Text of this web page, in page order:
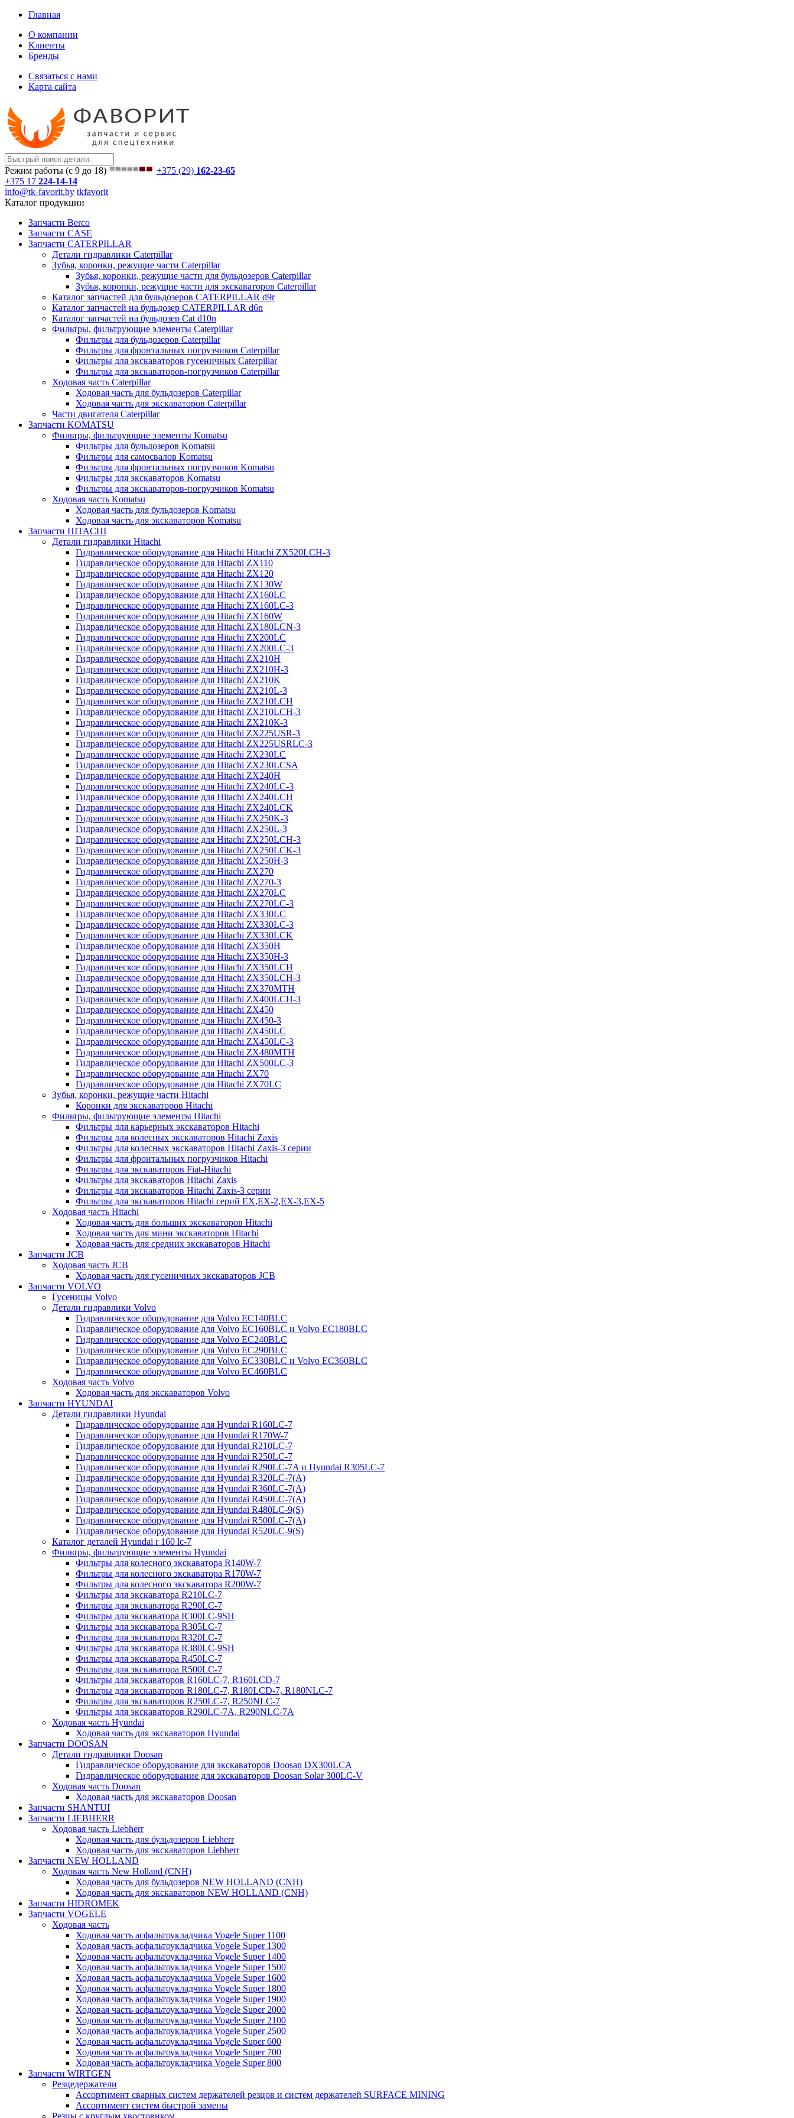
Главная
О компании
Клиенты
Бренды
Связаться с нами
Карта сайта
Режим работы (с 9 до 18) +375 (29) 162-23-65
+375 17 224-14-14
info@tk-favorit.by tkfavorit
Каталог продукции
Запчасти Berco
Запчасти CASE
Запчасти CATERPILLAR
Детали гидравлики Caterpillar
Зубья, коронки, режущие части Caterpillar
Зубья, коронки, режущие части для бульдозеров Caterpillar
Зубья, коронки, режущие части для экскаваторов Caterpillar
Каталог запчастей для бульдозеров CATERPILLAR d9r
Каталог запчастей на бульдозер CATERPILLAR d6n
Каталог запчастей на бульдозер Сat d10n
Фильтры, фильтрующие элементы Caterpillar
Фильтры для бульдозеров Caterpillar
Фильтры для фронтальных погрузчиков Caterpillar
Фильтры для экскаваторов гусеничных Caterpillar
Фильтры для экскаваторов-погрузчиков Caterpillar
Ходовая часть Caterpillar
Ходовая часть для бульдозеров Caterpillar
Ходовая часть для экскаваторов Caterpillar
Части двигателя Caterpillar
Запчасти KOMATSU
Фильтры, фильтрующие элементы Komatsu
Фильтры для бульдозеров Komatsu
Фильтры для самосвалов Komatsu
Фильтры для фронтальных погрузчиков Komatsu
Фильтры для экскаваторов Komatsu
Фильтры для экскаваторов-погрузчиков Komatsu
Ходовая часть Komatsu
Ходовая часть для бульдозеров Komatsu
Ходовая часть для экскаваторов Komatsu
Запчасти HITACHI
Детали гидравлики Hitachi
Гидравлическое оборудование для Hitachi Hitachi ZX520LCH-3
Гидравлическое оборудование для Hitachi ZX110
Гидравлическое оборудование для Hitachi ZX120
Гидравлическое оборудование для Hitachi ZX130W
Гидравлическое оборудование для Hitachi ZX160LC
Гидравлическое оборудование для Hitachi ZX160LC-3
Гидравлическое оборудование для Hitachi ZX160W
Гидравлическое оборудование для Hitachi ZX180LCN-3
Гидравлическое оборудование для Hitachi ZX200LC
Гидравлическое оборудование для Hitachi ZX200LC-3
Гидравлическое оборудование для Hitachi ZX210H
Гидравлическое оборудование для Hitachi ZX210H-3
Гидравлическое оборудование для Hitachi ZX210K
Гидравлическое оборудование для Hitachi ZX210L-3
Гидравлическое оборудование для Hitachi ZX210LCH
Гидравлическое оборудование для Hitachi ZX210LCH-3
Гидравлическое оборудование для Hitachi ZX210К-3
Гидравлическое оборудование для Hitachi ZX225USR-3
Гидравлическое оборудование для Hitachi ZX225USRLC-3
Гидравлическое оборудование для Hitachi ZX230LC
Гидравлическое оборудование для Hitachi ZX230LCSA
Гидравлическое оборудование для Hitachi ZX240H
Гидравлическое оборудование для Hitachi ZX240LC-3
Гидравлическое оборудование для Hitachi ZX240LCH
Гидравлическое оборудование для Hitachi ZX240LCK
Гидравлическое оборудование для Hitachi ZX250K-3
Гидравлическое оборудование для Hitachi ZX250L-3
Гидравлическое оборудование для Hitachi ZX250LCH-3
Гидравлическое оборудование для Hitachi ZX250LCK-3
Гидравлическое оборудование для Hitachi ZX250Н-3
Гидравлическое оборудование для Hitachi ZX270
Гидравлическое оборудование для Hitachi ZX270-3
Гидравлическое оборудование для Hitachi ZX270LC
Гидравлическое оборудование для Hitachi ZX270LC-3
Гидравлическое оборудование для Hitachi ZX330LC
Гидравлическое оборудование для Hitachi ZX330LC-3
Гидравлическое оборудование для Hitachi ZX330LCK
Гидравлическое оборудование для Hitachi ZX350H
Гидравлическое оборудование для Hitachi ZX350H-3
Гидравлическое оборудование для Hitachi ZX350LCH
Гидравлическое оборудование для Hitachi ZX350LCH-3
Гидравлическое оборудование для Hitachi ZX370MTH
Гидравлическое оборудование для Hitachi ZX400LCH-3
Гидравлическое оборудование для Hitachi ZX450
Гидравлическое оборудование для Hitachi ZX450-3
Гидравлическое оборудование для Hitachi ZX450LC
Гидравлическое оборудование для Hitachi ZX450LC-3
Гидравлическое оборудование для Hitachi ZX480MTH
Гидравлическое оборудование для Hitachi ZX500LC-3
Гидравлическое оборудование для Hitachi ZX70
Гидравлическое оборудование для Hitachi ZX70LC
Зубья, коронки, режущие части Hitachi
Коронки для экскаваторов Hitachi
Фильтры, фильтрующие элементы Hitachi
Фильтры для карьерных экскаваторов Hitachi
Фильтры для колесных экскаваторов Hitachi Zaxis
Фильтры для колесных экскаваторов Hitachi Zaxis-3 серии
Фильтры для фронтальных погрузчиков Hitachi
Фильтры для экскаваторов Fiat-Hitachi
Фильтры для экскаваторов Hitachi Zaxis
Фильтры для экскаваторов Hitachi Zaxis-3 серии
Фильтры для экскаваторов Hitachi серий EX,EX-2,EX-3,EX-5
Ходовая часть Hitachi
Ходовая часть для больших экскаваторов Hitachi
Ходовая часть для мини экскаваторов Hitachi
Ходовая часть для средних экскаваторов Hitachi
Запчасти JCB
Ходовая часть JCB
Ходовая часть для гусеничных экскаваторов JCB
Запчасти VOLVO
Гусеницы Volvo
Детали гидравлики Volvo
Гидравлическое оборудование для Volvo EC140BLC
Гидравлическое оборудование для Volvo EC160BLC и Volvo EC180BLC
Гидравлическое оборудование для Volvo EC240BLC
Гидравлическое оборудование для Volvo EC290BLC
Гидравлическое оборудование для Volvo EC330BLC и Volvo EC360BLC
Гидравлическое оборудование для Volvo EC460BLC
Ходовая часть Volvo
Ходовая часть для экскаваторов Volvo
Запчасти HYUNDAI
Детали гидравлики Hyundai
Гидравлическое оборудование для Hyundai R160LC-7
Гидравлическое оборудование для Hyundai R170W-7
Гидравлическое оборудование для Hyundai R210LC-7
Гидравлическое оборудование для Hyundai R250LC-7
Гидравлическое оборудование для Hyundai R290LC-7A и Hyundai R305LC-7
Гидравлическое оборудование для Hyundai R320LC-7(A)
Гидравлическое оборудование для Hyundai R360LC-7(A)
Гидравлическое оборудование для Hyundai R450LC-7(A)
Гидравлическое оборудование для Hyundai R480LC-9(S)
Гидравлическое оборудование для Hyundai R500LC-7(A)
Гидравлическое оборудование для Hyundai R520LC-9(S)
Каталог деталей Hyundai r 160 lc-7
Фильтры, фильтрующие элементы Hyundai
Фильтры для колесного экскаватора R140W-7
Фильтры для колесного экскаватора R170W-7
Фильтры для колесного экскаватора R200W-7
Фильтры для экскаватора R210LC-7
Фильтры для экскаватора R290LC-7
Фильтры для экскаватора R300LC-9SH
Фильтры для экскаватора R305LC-7
Фильтры для экскаватора R320LC-7
Фильтры для экскаватора R380LC-9SH
Фильтры для экскаватора R450LC-7
Фильтры для экскаватора R500LC-7
Фильтры для экскаваторов R160LC-7, R160LCD-7
Фильтры для экскаваторов R180LC-7, R180LCD-7, R180NLC-7
Фильтры для экскаваторов R250LC-7, R250NLC-7
Фильтры для экскаваторов R290LC-7A, R290NLC-7A
Ходовая часть Hyundai
Ходовая часть для экскаваторов Hyundai
Запчасти DOOSAN
Детали гидравлики Doosan
Гидравлическое оборудование для экскаваторов Doosan DX300LCA
Гидравлическое оборудование для экскаваторов Doosan Solar 300LC-V
Ходовая часть Doosan
Ходовая часть для экскаваторов Doosan
Запчасти SHANTUI
Запчасти LIEBHERR
Ходовая часть Liebherr
Ходовая часть для бульдозеров Liebherr
Ходовая часть для экскаваторов Liebherr
Запчасти NEW HOLLAND
Ходовая часть New Holland (CNH)
Ходовая часть для бульдозеров NEW HOLLAND (CNH)
Ходовая часть для экскаваторов NEW HOLLAND (CNH)
Запчасти HIDROMEK
Запчасти VOGELE
Ходовая часть
Ходовая часть асфальтоукладчика Vogele Super 1100
Ходовая часть асфальтоукладчика Vogele Super 1300
Ходовая часть асфальтоукладчика Vogele Super 1400
Ходовая часть асфальтоукладчика Vogele Super 1500
Ходовая часть асфальтоукладчика Vogele Super 1600
Ходовая часть асфальтоукладчика Vogele Super 1800
Ходовая часть асфальтоукладчика Vogele Super 1900
Ходовая часть асфальтоукладчика Vogele Super 2000
Ходовая часть асфальтоукладчика Vogele Super 2100
Ходовая часть асфальтоукладчика Vogele Super 2500
Ходовая часть асфальтоукладчика Vogele Super 600
Ходовая часть асфальтоукладчика Vogele Super 700
Ходовая часть асфальтоукладчика Vogele Super 800
Запчасти WIRTGEN
Резцедержатели
Ассортимент сварных систем держателей резцов и систем держателей SURFACE MINING
Ассортимент систем быстрой замены
Резцы с круглым хвостовиком